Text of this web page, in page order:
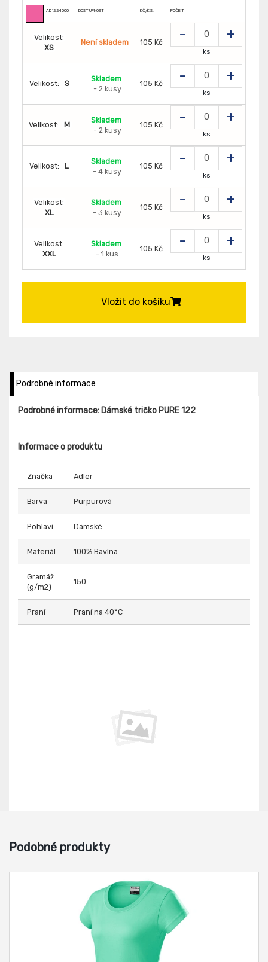
AD1224000 DOSTUPNOST KČ/KS: POČET
Velikost:
XS
Není skladem 105 Kč - +
ks
Velikost: S
Skladem
- 2 kusy
105 Kč - +
ks
Velikost: M
Skladem
- 2 kusy
105 Kč - +
ks
Velikost: L
Skladem
- 4 kusy
105 Kč - +
ks
Velikost:
XL
Skladem
- 3 kusy
105 Kč - +
ks
Velikost:
XXL
Skladem
- 1 kus
105 Kč - +
ks
Vložit do košíku
Podrobné informace
Podrobné informace: Dámské tričko PURE 122
Informace o produktu
Značka Adler
Barva Purpurová
Pohlaví Dámské
Materiál 100% Bavlna
Gramáž
(g/m2)
150
Praní Praní na 40°C
Podobné produkty